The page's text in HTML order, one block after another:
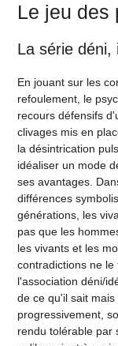
Le jeu des
La série déni,
En jouant sur les
refoulement, le
recours défensifs
clivages mis en
la désintrication
idéaliser un mode
ses avantages.
différences
générations, les
pas que les
les vivants et les
contradictions ne
l'association déni/
de ce qu'il sait
progressivement,
rendu tolérable par